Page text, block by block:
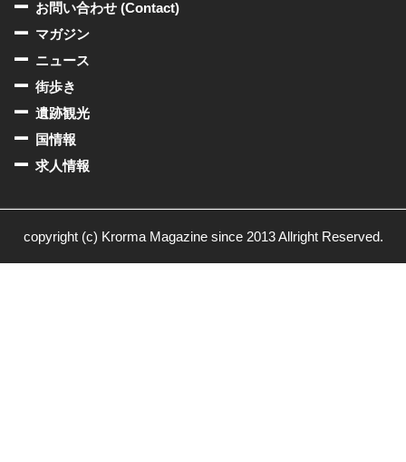
お問い合わせ (Contact)
マガジン
ニュース
街歩き
遺跡観光
国情報
求人情報
copyright (c) Krorma Magazine since 2013 Allright Reserved.